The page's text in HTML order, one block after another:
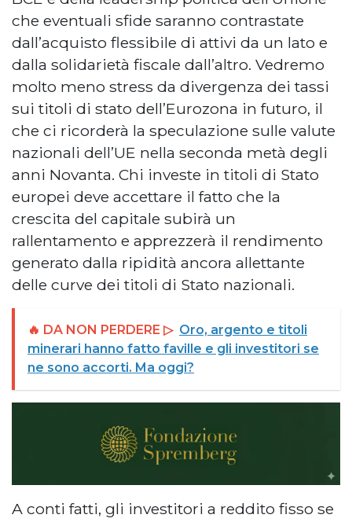
che eventuali sfide saranno contrastate
dall’acquisto flessibile di attivi da un lato e
dalla solidarietà fiscale dall’altro. Vedremo
molto meno stress da divergenza dei tassi
sui titoli di stato dell’Eurozona in futuro, il
che ci ricorderà la speculazione sulle valute
nazionali dell’UE nella seconda metà degli
anni Novanta. Chi investe in titoli di Stato
europei deve accettare il fatto che la
crescita del capitale subirà un
rallentamento e apprezzerà il rendimento
generato dalla ripidità ancora allettante
delle curve dei titoli di Stato nazionali.
🔥 DA NON PERDERE ▷ Oro, argento e titoli
minerari hanno fatto faville e gli investitori se
ne sono accorti. Ma oggi?
A conti fatti, gli investitori a reddito fisso se